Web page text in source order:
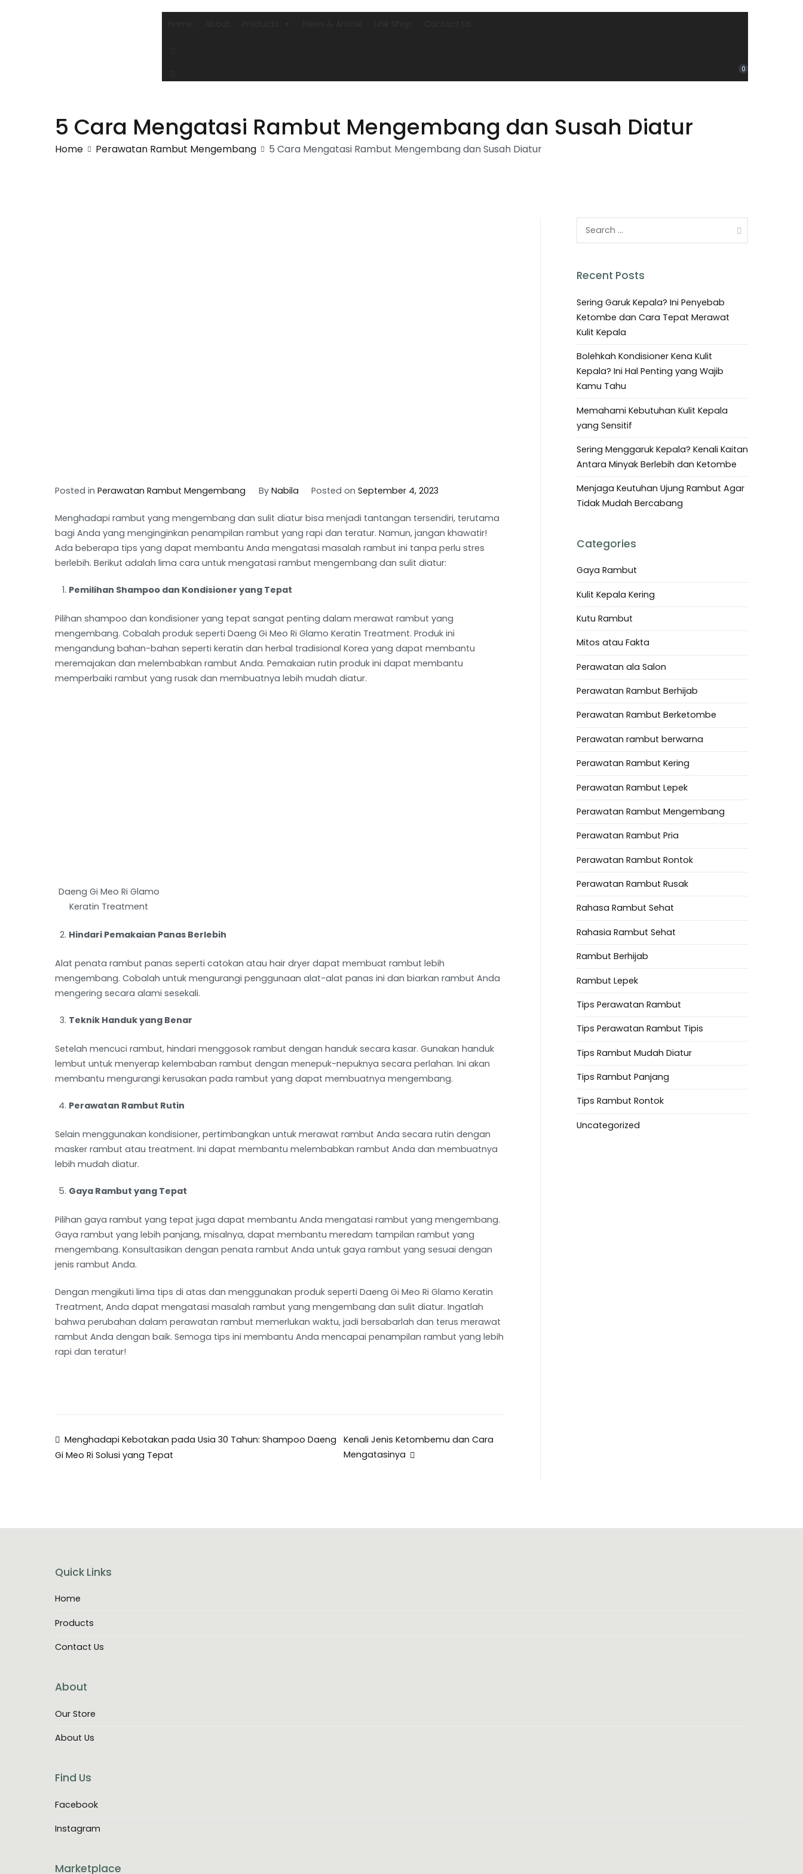
0
5 Cara Mengatasi Rambut Mengembang dan Susah Diatur
Home Perawatan Rambut Mengembang 5 Cara Mengatasi Rambut Mengembang dan Susah Diatur
Posted in Perawatan Rambut Mengembang By Nabila Posted onSeptember 4, 2023
Menghadapi rambut yang mengembang dan sulit diatur bisa menjadi tantangan tersendiri, terutama
bagi Anda yang menginginkan penampilan rambut yang rapi dan teratur. Namun, jangan khawatir!
Ada beberapa tips yang dapat membantu Anda mengatasi masalah rambut ini tanpa perlu stres
berlebih. Berikut adalah lima cara untuk mengatasi rambut mengembang dan sulit diatur:
Pemilihan Shampoo dan Kondisioner yang Tepat
Pilihan shampoo dan kondisioner yang tepat sangat penting dalam merawat rambut yang
mengembang. Cobalah produk seperti Daeng Gi Meo Ri Glamo Keratin Treatment. Produk ini
mengandung bahan-bahan seperti keratin dan herbal tradisional Korea yang dapat membantu
meremajakan dan melembabkan rambut Anda. Pemakaian rutin produk ini dapat membantu
memperbaiki rambut yang rusak dan membuatnya lebih mudah diatur.
Daeng Gi Meo Ri Glamo
Keratin Treatment
Hindari Pemakaian Panas Berlebih
Alat penata rambut panas seperti catokan atau hair dryer dapat membuat rambut lebih
mengembang. Cobalah untuk mengurangi penggunaan alat-alat panas ini dan biarkan rambut Anda
mengering secara alami sesekali.
Teknik Handuk yang Benar
Setelah mencuci rambut, hindari menggosok rambut dengan handuk secara kasar. Gunakan handuk
lembut untuk menyerap kelembaban rambut dengan menepuk-nepuknya secara perlahan. Ini akan
membantu mengurangi kerusakan pada rambut yang dapat membuatnya mengembang.
Perawatan Rambut Rutin
Selain menggunakan kondisioner, pertimbangkan untuk merawat rambut Anda secara rutin dengan
masker rambut atau treatment. Ini dapat membantu melembabkan rambut Anda dan membuatnya
lebih mudah diatur.
Gaya Rambut yang Tepat
Pilihan gaya rambut yang tepat juga dapat membantu Anda mengatasi rambut yang mengembang.
Gaya rambut yang lebih panjang, misalnya, dapat membantu meredam tampilan rambut yang
mengembang. Konsultasikan dengan penata rambut Anda untuk gaya rambut yang sesuai dengan
jenis rambut Anda.
Dengan mengikuti lima tips di atas dan menggunakan produk seperti Daeng Gi Meo Ri Glamo Keratin
Treatment, Anda dapat mengatasi masalah rambut yang mengembang dan sulit diatur. Ingatlah
bahwa perubahan dalam perawatan rambut memerlukan waktu, jadi bersabarlah dan terus merawat
rambut Anda dengan baik. Semoga tips ini membantu Anda mencapai penampilan rambut yang lebih
rapi dan teratur!
Post
navigation
Menghadapi Kebotakan pada Usia 30 Tahun: Shampoo Daeng
Gi Meo Ri Solusi yang Tepat
Kenali Jenis Ketombemu dan Cara
Mengatasinya
Search
Recent Posts
Sering Garuk Kepala? Ini Penyebab
Ketombe dan Cara Tepat Merawat
Kulit Kepala
Bolehkah Kondisioner Kena Kulit
Kepala? Ini Hal Penting yang Wajib
Kamu Tahu
Memahami Kebutuhan Kulit Kepala
yang Sensitif
Sering Menggaruk Kepala? Kenali Kaitan
Antara Minyak Berlebih dan Ketombe
Menjaga Keutuhan Ujung Rambut Agar
Tidak Mudah Bercabang
Categories
Gaya Rambut
Kulit Kepala Kering
Kutu Rambut
Mitos atau Fakta
Perawatan ala Salon
Perawatan Rambut Berhijab
Perawatan Rambut Berketombe
Perawatan rambut berwarna
Perawatan Rambut Kering
Perawatan Rambut Lepek
Perawatan Rambut Mengembang
Perawatan Rambut Pria
Perawatan Rambut Rontok
Perawatan Rambut Rusak
Rahasa Rambut Sehat
Rahasia Rambut Sehat
Rambut Berhijab
Rambut Lepek
Tips Perawatan Rambut
Tips Perawatan Rambut Tipis
Tips Rambut Mudah Diatur
Tips Rambut Panjang
Tips Rambut Rontok
Uncategorized
Quick Links
Home
Products
Contact Us
About
Our Store
About Us
Find Us
Facebook
Instagram
Marketplace